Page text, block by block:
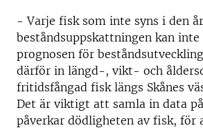
- Varje fisk som inte syns i den
beståndsuppskattningen kan
prognosen för
därför in längd-, vikt- och
fritidsfångad fisk längs Skånes
Det är viktigt att samla in data
påverkar dödligheten av fisk, för